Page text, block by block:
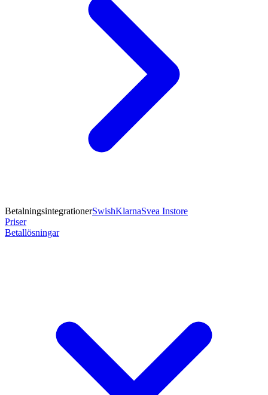
BetalningsintegrationerSwishKlarnaSvea Instore
Priser
Betallösningar